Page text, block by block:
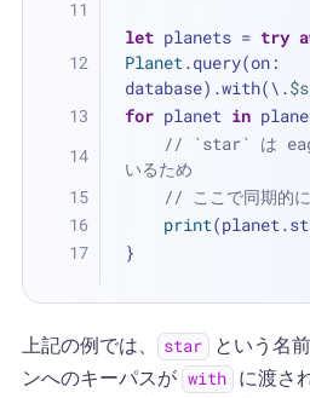
let planets = try
Planet.query(on:
database).with(\.
for planet in
// `star` は
いるため
// ここで同期的
print
}
上記の例では、 star という名
ンへのキーパスが with
に渡さ